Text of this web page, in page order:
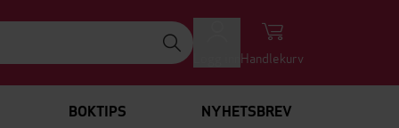
Handlekurv
BOKTIPS NYHETSBREV